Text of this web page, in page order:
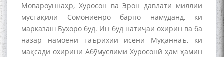
Мовароуннаҳр, Хуросон ва Эрон давлати миллии
мустақили Сомониёнро барпо намуданд, ки
марказаш Бухоро буд. Ин буд натиҷаи охирин ва ба
назар намоёни таърихии исёни Муқаннаъ, ки
мақсади охирини Абӯмуслими Хуросонӣ ҳам ҳамин